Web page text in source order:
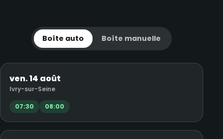
Boîte auto Boîte manuelle
ven. 14 août
Ivry-sur-Seine
07:30 08:00